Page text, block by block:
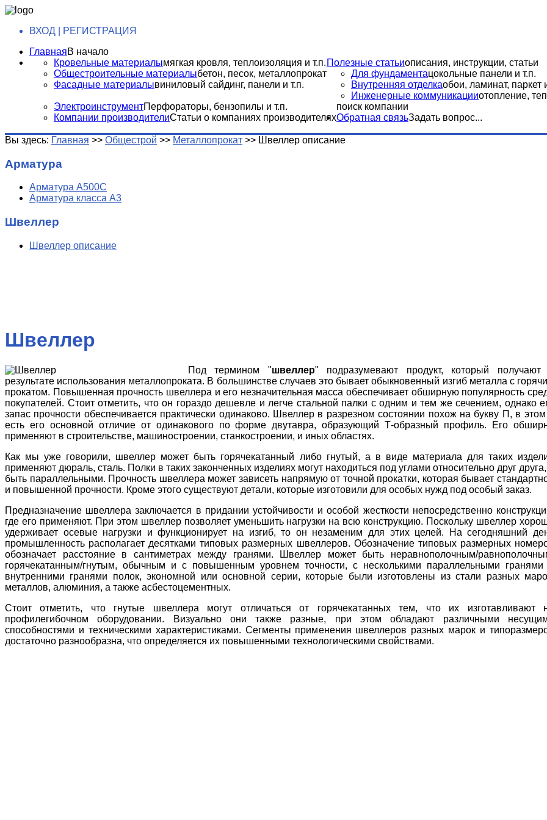
ВХОД | РЕГИСТРАЦИЯ
ГлавнаяВ начало
Полезные статьиописания, инструкции, статьи
Кровельные материалымягкая кровля, теплоизоляция и т.п.
Общестроительные материалыбетон, песок, металлопрокат
Фасадные материалывиниловый сайдинг, панели и т.п.
Для фундаментацокольные панели и т.п.
Внутренняя отделкаобои, ламинат, паркет
Инженерные коммуникацииотопление,
ЭлектроинструментПерфораторы, бензопилы и т.п.
Компании производителиСтатьи о компаниях производителях
поиск компании
Обратная связьЗадать вопрос...
Вы здесь: Главная >> Общестрой >> Металлопрокат >> Швеллер описание
Арматура
Арматура А500С
Арматура класса А3
Швеллер
Швеллер описание
Швеллер
Под термином "швеллер" подразумевают продукт, который получают
результате использования металлопроката. В большинстве случаев это бывает обыкновенный изгиб металла с
прокатом. Повышенная прочность швеллера и его незначительная масса обеспечивает обширную популярность
покупателей. Стоит отметить, что он гораздо дешевле и легче стальной палки с одним и тем же сечением, однако
запас прочности обеспечивается практически одинаково. Швеллер в разрезном состоянии похож на букву П, в
есть его основной отличие от одинакового по форме двутавра, образующий Т-образный профиль. Его
применяют в строительстве, машиностроении, станкостроении, и иных областях.
Как мы уже говорили, швеллер может быть горячекатанный либо гнутый, а в виде материала для таких
применяют дюраль, сталь. Полки в таких законченных изделиях могут находиться под углами относительно друг
быть параллельными. Прочность швеллера может зависеть напрямую от точной прокатки, которая бывает
и повышенной прочности. Кроме этого существуют детали, которые изготовили для особых нужд под особый заказ.
Предназначение швеллера заключается в придании устойчивости и особой жесткости непосредственно
где его применяют. При этом швеллер позволяет уменьшить нагрузки на всю конструкцию. Поскольку швеллер
удерживает осевые нагрузки и функционирует на изгиб, то он незаменим для этих целей. На сегодняшний
промышленность располагает десятками типовых размерных швеллеров. Обозначение типовых размерных
обозначает расстояние в сантиметрах между гранями. Швеллер может быть неравнополочным/
горячекатанным/гнутым, обычным и с повышенным уровнем точности, с несколькими параллельными гранями
внутренними гранями полок, экономной или основной серии, которые были изготовлены из стали разных
металлов, алюминия, а также асбестоцементных.
Стоит отметить, что гнутые швеллера могут отличаться от горячекатанных тем, что их изготавливают
профилегибочном оборудовании. Визуально они также разные, при этом обладают различными
способностями и техническими характеристиками. Сегменты применения швеллеров разных марок и
достаточно разнообразна, что определяется их повышенными технологическими свойствами.